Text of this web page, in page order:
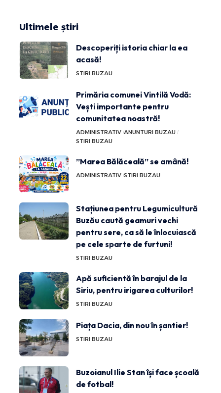
Ultimele știri
Descoperiți istoria chiar la ea
acasă!
STIRI BUZAU
Primăria comunei Vintilă Vodă:
Vești importante pentru
comunitatea noastră!
ADMINISTRATIV ANUNTURI BUZAU
STIRI BUZAU
”Marea Bălăceală” se amână!
ADMINISTRATIV STIRI BUZAU
Stațiunea pentru Legumicultură
Buzău caută geamuri vechi
pentru sere, ca să le înlocuiască
pe cele sparte de furtuni!
STIRI BUZAU
Apă suficientă în barajul de la
Siriu, pentru irigarea culturilor!
STIRI BUZAU
Piața Dacia, din nou în șantier!
STIRI BUZAU
Buzoianul Ilie Stan își face școală
de fotbal!